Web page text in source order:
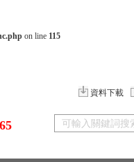
on line 115
資料下載